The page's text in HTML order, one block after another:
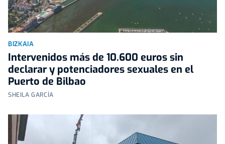
BIZKAIA
Intervenidos más de 10.600 euros sin
declarar y potenciadores sexuales en el
Puerto de Bilbao
SHEILA GARCÍA